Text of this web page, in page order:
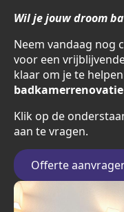
Wil je jouw droom
Neem vandaag nog
voor een
klaar om je te
Klik op de
aan te vragen.
Offerte